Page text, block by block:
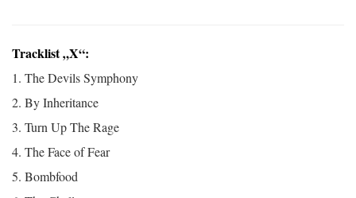
Tracklist „X“:
1. The Devils Symphony
2. By Inheritance
3. Turn Up The Rage
4. The Face of Fear
5. Bombfood